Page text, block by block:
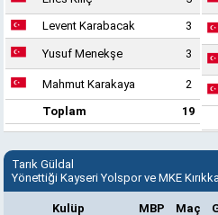
Levent Karabacak
3
Yusuf Menekşe 3
Mahmut Karakaya
2
Toplam
19
Tarık Güldal
Yönettiği Kayseri Yolspor ve MKE
Kulüp MBP Maç